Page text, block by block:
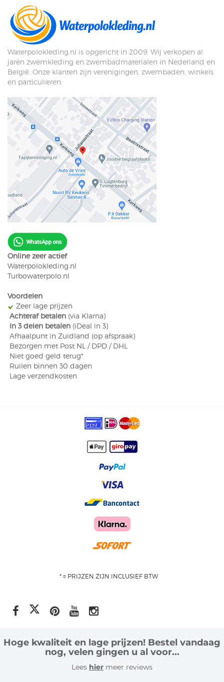
Waterpolokleding.nl is opgericht in 2009. Wij verkopen al
jaren zwemkleding en zwembadmaterialen in Nederland en
België. Onze klanten zijn verenigingen, zwembaden, winkels
en particulieren.
Online zeer actief
Waterpolokleding.nl
Turbowaterpolo.nl
Voordelen
​ Zeer lage prijzen
Achteraf betalen (via Klarna)
In 3 delen betalen (iDeal in 3)
Afhaalpunt in Zuidland (op afspraak)
Bezorgen met Post NL / DPD / DHL
​ Niet goed geld terug*
​ Ruilen binnen 30 dagen
​ Lage verzendkosten
* = PRIJZEN ZIJN INCLUSIEF BTW
Hoge kwaliteit en lage prijzen! Bestel vandaag
nog, velen gingen u al voor...
Lees hier meer reviews